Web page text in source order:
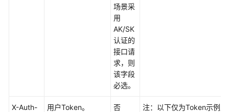
场景采
用
AK/SK
认证的
接口请
求，则
该字段
必选。
X-Auth-
用户Token。
否
注：以下仅为Token示例